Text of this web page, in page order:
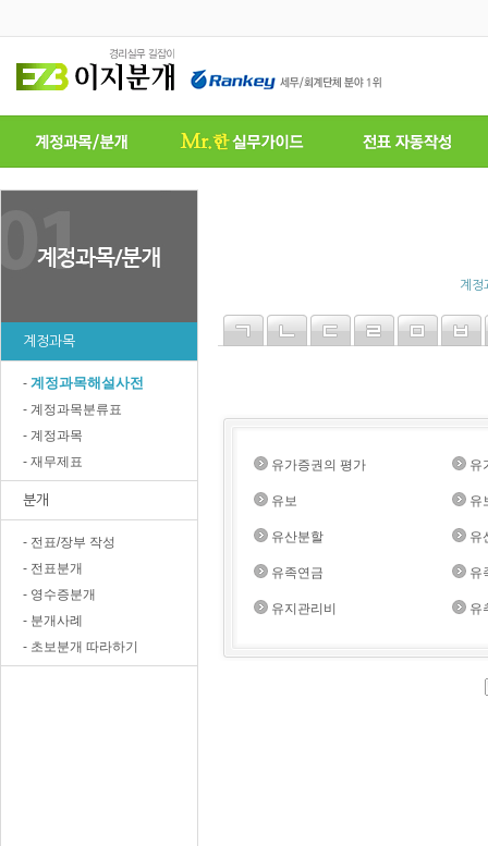
계정과목
- 계정과목해설사전
- 계정과목분류표
- 계정과목
- 재무제표
분개
- 전표/장부 작성
- 전표분개
- 영수증분개
- 분개사례
- 초보분개 따라하기
계정
유가증권의 평가 유
유보 유
유산분할 유
유족연금 유
유지관리비 유